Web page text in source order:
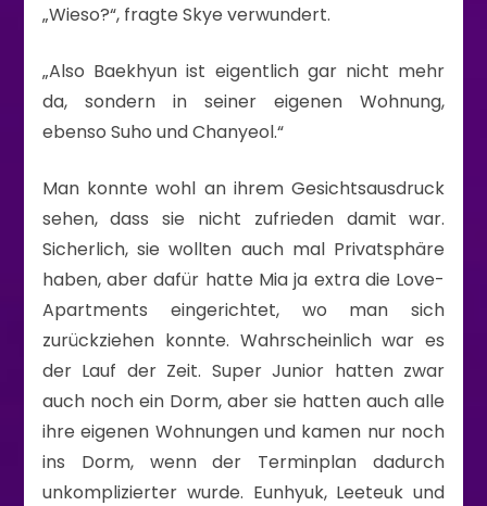
„Wieso?“, fragte Skye verwundert.
„Also Baekhyun ist eigentlich gar nicht mehr
da, sondern in seiner eigenen Wohnung,
ebenso Suho und Chanyeol.“
Man konnte wohl an ihrem Gesichtsausdruck
sehen, dass sie nicht zufrieden damit war.
Sicherlich, sie wollten auch mal Privatsphäre
haben, aber dafür hatte Mia ja extra die Love-
Apartments eingerichtet, wo man sich
zurückziehen konnte. Wahrscheinlich war es
der Lauf der Zeit. Super Junior hatten zwar
auch noch ein Dorm, aber sie hatten auch alle
ihre eigenen Wohnungen und kamen nur noch
ins Dorm, wenn der Terminplan dadurch
unkomplizierter wurde. Eunhyuk, Leeteuk und